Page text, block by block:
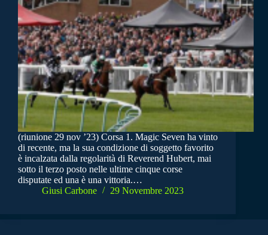
(riunione 29 nov ’23) Corsa 1. Magic Seven ha vinto
di recente, ma la sua condizione di soggetto favorito
è incalzata dalla regolarità di Reverend Hubert, mai
sotto il terzo posto nelle ultime cinque corse
disputate ed una è una vittoria.…
Giusi Carbone
29 Novembre 2023